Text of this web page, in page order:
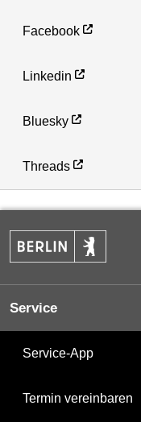
Facebook
Linkedin
Bluesky
Threads
Service
Service-App
Termin vereinbaren